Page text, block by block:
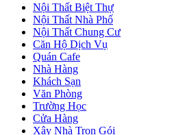
Nội Thất Biệt Thự
Nội Thất Nhà Phố
Nội Thất Chung Cư
Căn Hộ Dịch Vụ
Quán Cafe
Nhà Hàng
Khách Sạn
Văn Phòng
Trường Học
Cửa Hàng
Xây Nhà Trọn Gói